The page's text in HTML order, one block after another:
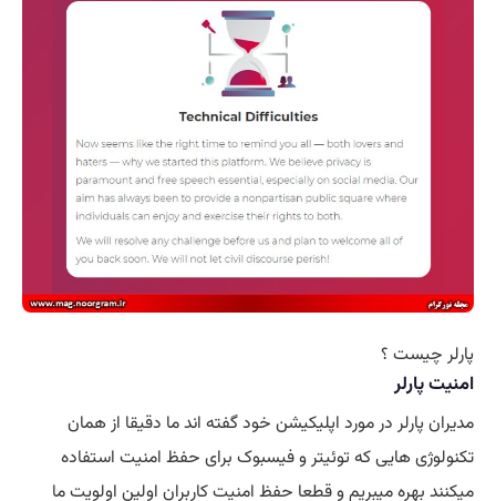
پارلر چیست ؟
امنیت پارلر
مدیران پارلر در مورد اپلیکیشن خود گفته اند ما دقیقا از همان
تکنولوژی هایی که توئیتر و فیسبوک برای حفظ امنیت استفاده
میکنند بهره میبریم و قطعا حفظ امنیت کاربران اولین اولویت ما